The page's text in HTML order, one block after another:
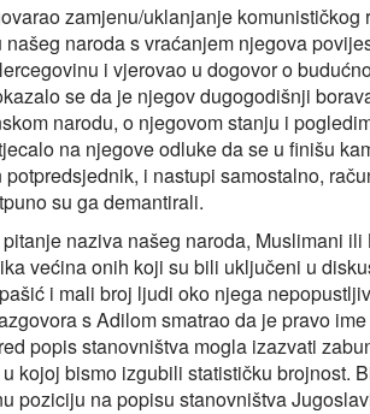
zamjenu/uklanjanje
našeg naroda s vraćanjem njegova
i vjerovao u dogovor o
se da je njegov dugogodišnji
narodu, o njegovom stanju i
na njegove odluke da se u finišu
i nastupi samostalno,
su ga demantirali.
naziva našeg naroda, Muslimani
većina onih koji su bili uključeni u
i mali broj ljudi oko njega
s Adilom smatrao da je pravo
popis stanovništva mogla izazvati
kojoj bismo izgubili statističku brojnost.
poziciju na popisu stanovništva